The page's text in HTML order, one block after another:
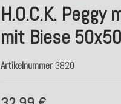
H.O.C.K.
mit Biese
Artikelnummer 3820